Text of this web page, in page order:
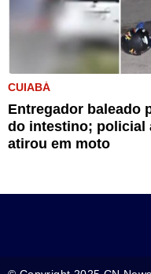
CUIABÁ
Entregador baleado
do intestino; policial
atirou em moto